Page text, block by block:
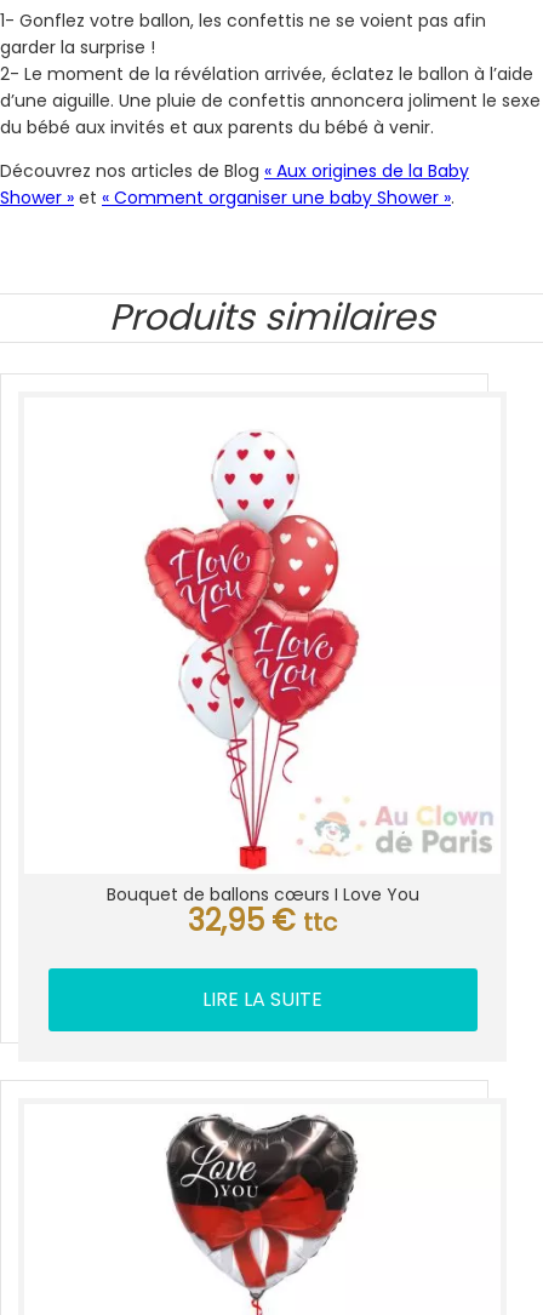
1- Gonflez votre ballon, les confettis ne se voient pas afin
garder la surprise !
2- Le moment de la révélation arrivée, éclatez le ballon à l’aide
d’une aiguille. Une pluie de confettis annoncera joliment le sexe
du bébé aux invités et aux parents du bébé à venir.
Découvrez nos articles de Blog « Aux origines de la Baby
Shower » et « Comment organiser une baby Shower ».
Produits similaires
Bouquet de ballons cœurs I Love You
32,95 € ttc
LIRE LA SUITE